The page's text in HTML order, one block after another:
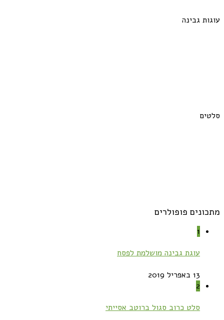
עוגות גבינה
סלטים
מתכונים פופולרים
1
עוגת גבינה מושלמת לפסח
13 באפריל 2019
2
סלט כרוב סגול ברוטב אסייתי